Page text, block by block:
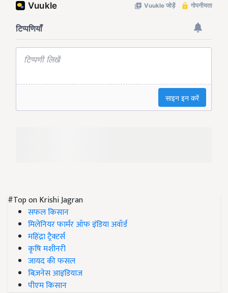
#Top on Krishi Jagran
सफल किसान
मिलेनियर फार्मर ऑफ इंडिया अवॉर्ड
महिंद्रा ट्रैक्टर्स
कृषि मशीनरी
जायद की फसल
बिज़नेस आइडियाज
पीएम किसान